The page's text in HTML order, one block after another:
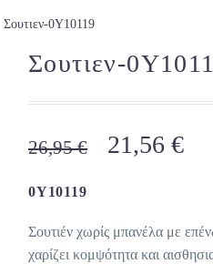
Σουτιεν-0Y10119
Σουτιεν-
26,95€
Original
26,95 €.
21,56 €Η
0Y10119
Σουτιέν χωρίς μπανέλα με
χαρίζει κομψότητα και